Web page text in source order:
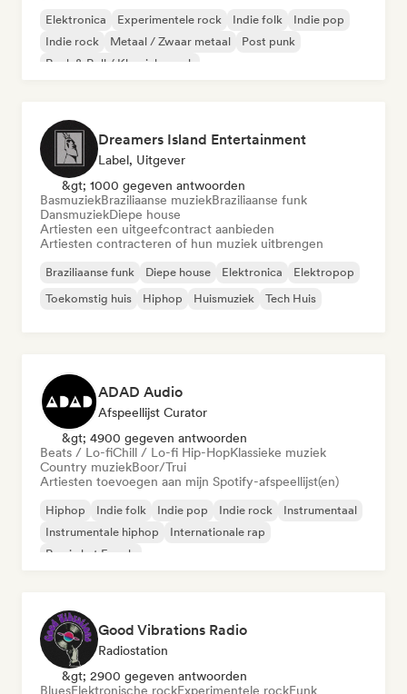
Elektronica Experimentele rock Indie folk
Indie pop
Indie rock
Metaal / Zwaar metaal
Post punk
Rock & Roll / Klassieke rock
Dreamers Island Entertainment
Label, Uitgever
&gt; 1000 gegeven antwoorden
BasmuziekBraziliaanse muziekBraziliaanse funk
DansmuziekDiepe house
Artiesten een uitgeefcontract aanbieden
Artiesten contracteren of hun muziek uitbrengen
Braziliaanse funk Diepe house Elektronica
Elektropop
Toekomstig huis
Hiphop Huismuziek Tech Huis
ADAD Audio
Afspeellijst Curator
&gt; 4900 gegeven antwoorden
Beats / Lo-fiChill / Lo-fi Hip-HopKlassieke muziek
Country muziekBoor/Trui
Artiesten toevoegen aan mijn Spotify-afspeellijst(en)
Hiphop Indie folk Indie pop Indie rock
Instrumentaal
Instrumentale hiphop
Internationale rap
Rap in het Engels
Good Vibrations Radio
Radiostation
&gt; 2900 gegeven antwoorden
BluesElektronische rockExperimentele rockFunk